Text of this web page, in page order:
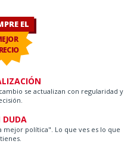
EL
se actualizan con regularidad y
DUDA
mejor política". Lo que ves es lo que